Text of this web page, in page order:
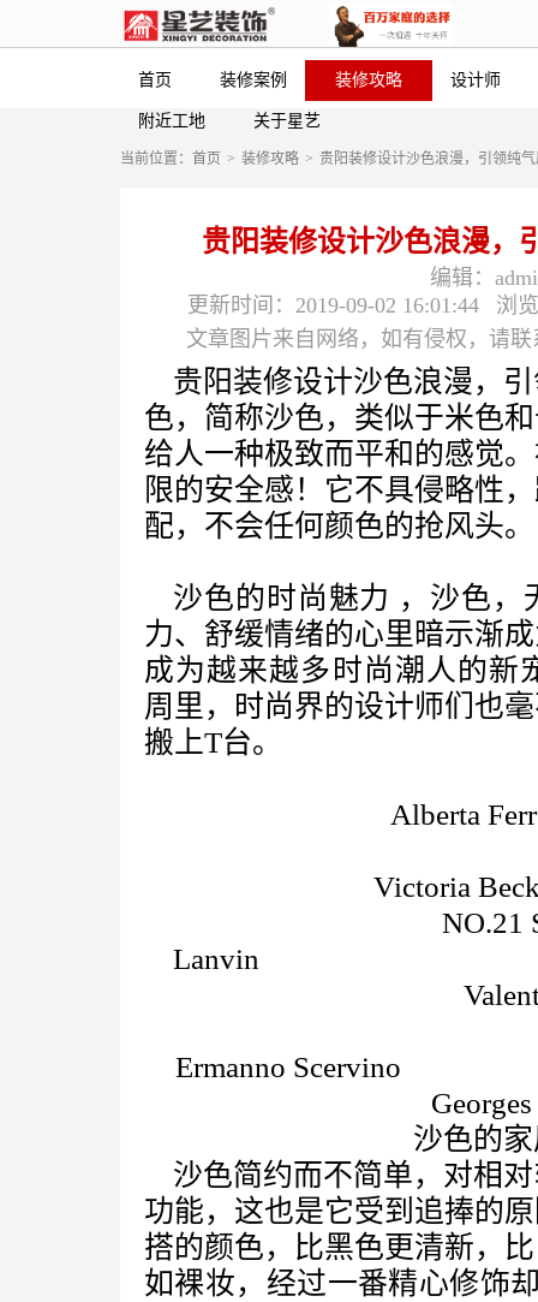
首页 装修案例 装修攻略 设计师
附近工地 关于星艺
当前位置： 首页 > 装修攻略 > 贵阳装修设计沙色浪漫，引领纯
贵阳装修设计沙色浪漫，
编辑：
更新时间：2019-09-02 16:01:44
浏
文章图片来自网络，如有侵权，请联
贵阳装修设计沙色浪漫，
色，简称沙色，类似于米色
给人一种极致而平和的感觉
限的安全感！它不具侵略性
配，不会任何颜色的抢风头。
沙色的时尚魅力 ， 沙色，
力、舒缓情绪的心里暗示渐
成为越来越多时尚潮人的新
周里，时尚界的设计师们也
搬上T台。
Alberta
Victoria
NO.21
Ermanno
Georges
沙色的
沙色简约而不简单，对相
功能，这也是它受到追捧的
搭的颜色，比黑色更清新，
如裸妆，经过一番精心修饰